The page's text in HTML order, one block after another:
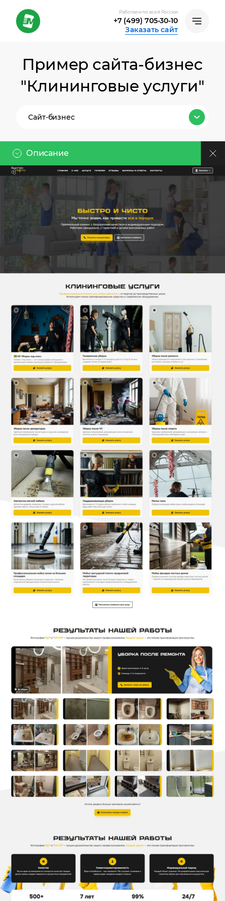
Работаем по всей России
+7 (499) 705-30-10
Заказать сайт
Пример сайта-бизнес
"Клининговые услуги"
Сайт-бизнес
Все тарифы
Лендинг
Сайт-бизнес
Интернет-магазин
Описание
Клиент
Ссылка на проект:
Премиальный клининг с безупречным
качеством и индивидуальным подходом.
Работаем официально, с гарантией и актами
выполненных работ.
Запустили сайт по тарифу «Бизнес» на
основе готового шаблона6894506
Подключили к сайту согласованный дизайн;
Подключили доменное имя;
Зарегистрировали сайт в поисковых
системах Yandex, Google;
Установили счетчик статистики
посещаемости сайта Яндекс.Метрика;
Хочу похожий сайт